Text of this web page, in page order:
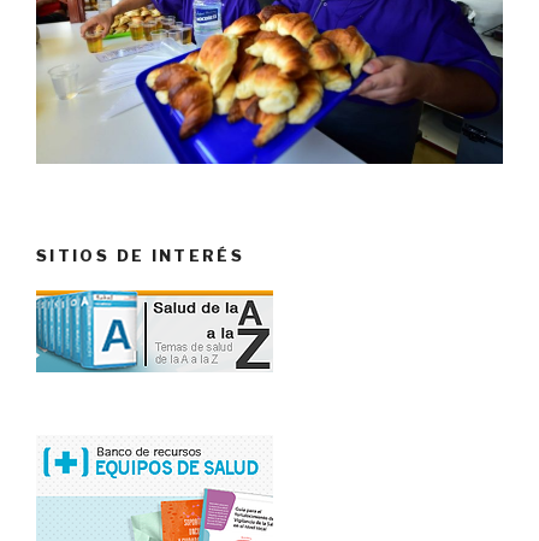
SITIOS DE INTERÉS